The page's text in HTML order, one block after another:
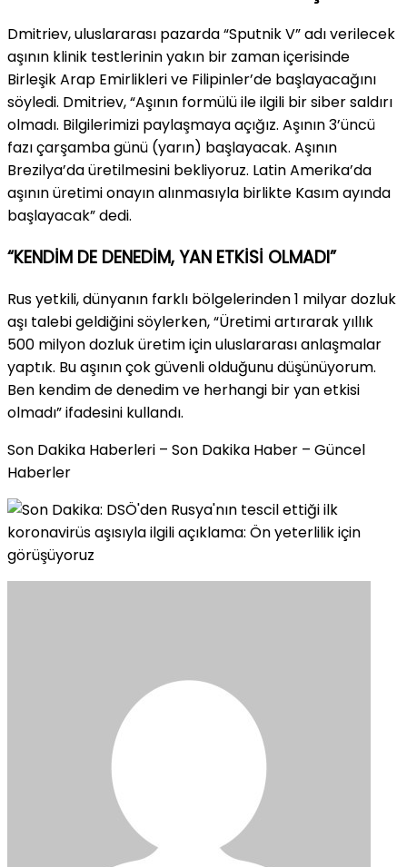
Dmitriev, uluslararası pazarda “Sputnik V” adı verilecek
aşının klinik testlerinin yakın bir zaman içerisinde
Birleşik Arap Emirlikleri ve Filipinler’de başlayacağını
söyledi. Dmitriev, “Aşının formülü ile ilgili bir siber saldırı
olmadı. Bilgilerimizi paylaşmaya açığız. Aşının 3’üncü
fazı çarşamba günü (yarın) başlayacak. Aşının
Brezilya’da üretilmesini bekliyoruz. Latin Amerika’da
aşının üretimi onayın alınmasıyla birlikte Kasım ayında
başlayacak” dedi.
“KENDİM DE DENEDİM, YAN ETKİSİ OLMADI”
Rus yetkili, dünyanın farklı bölgelerinden 1 milyar dozluk
aşı talebi geldiğini söylerken, “Üretimi artırarak yıllık
500 milyon dozluk üretim için uluslararası anlaşmalar
yaptık. Bu aşının çok güvenli olduğunu düşünüyorum.
Ben kendim de denedim ve herhangi bir yan etkisi
olmadı” ifadesini kullandı.
Son Dakika Haberleri – Son Dakika Haber – Güncel
Haberler